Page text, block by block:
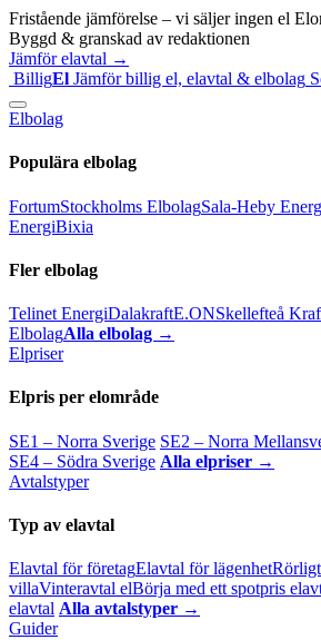
Fristående jämförelse – vi säljer ingen el
Byggd & granskad av redaktionen
Jämför elavtal →
BilligEl Jämför billig el, elavtal & elbolag
Elbolag
Populära elbolag
FortumStockholms ElbolagSala-Heby
EnergiBixia
Fler elbolag
Telinet EnergiDalakraftE.ONSkellefteå
ElbolagAlla elbolag →
Elpriser
Elpris per elområde
SE1 – Norra Sverige SE2 – Norra
SE4 – Södra Sverige Alla elpriser →
Avtalstyper
Typ av elavtal
Elavtal för företagElavtal för lägenhet
villaVinteravtal elBörja med ett spotpris
elavtal Alla avtalstyper →
Guider